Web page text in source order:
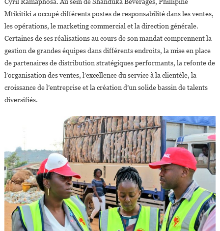
Cyril Ramaphosa. Au sein de Shanduka Beverages, Phillipine
Mtikitiki a occupé différents postes de responsabilité dans les ventes,
les opérations, le marketing commercial et la direction générale.
Certaines de ses réalisations au cours de son mandat comprennent la
gestion de grandes équipes dans différents endroits, la mise en place
de partenaires de distribution stratégiques performants, la refonte de
l’organisation des ventes, l’excellence du service à la clientèle, la
croissance de l’entreprise et la création d’un solide bassin de talents
diversifiés.